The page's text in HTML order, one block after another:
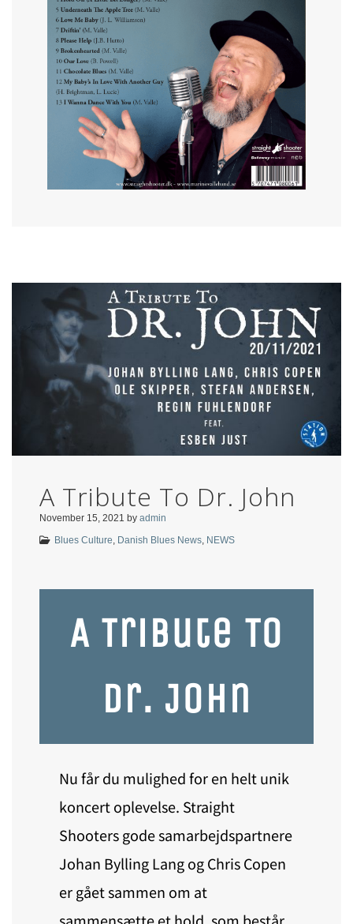
A Tribute To Dr. John
November 15, 2021 by admin
Blues Culture, Danish Blues News, NEWS
A Tribute To
Dr. John
Nu får du mulighed for en helt unik
koncert oplevelse. Straight
Shooters gode samarbejdspartnere
Johan Bylling Lang og Chris Copen
er gået sammen om at